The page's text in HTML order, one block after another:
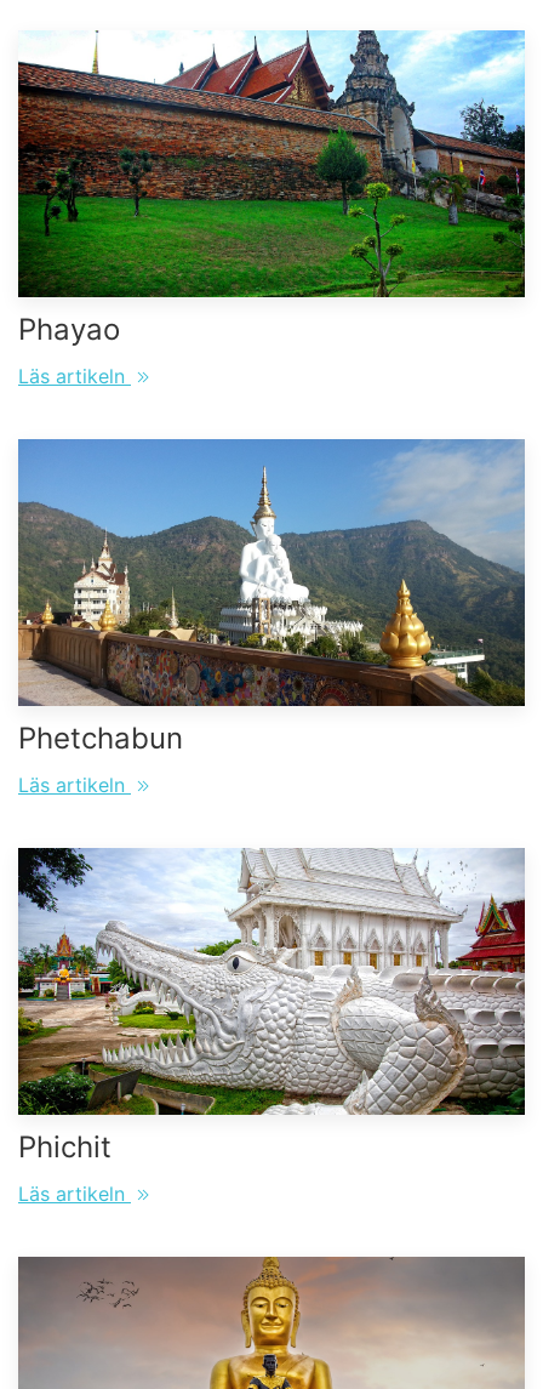
Phayao
Läs artikeln
Phetchabun
Läs artikeln
Phichit
Läs artikeln